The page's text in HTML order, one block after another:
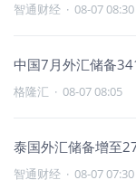
智通财经 · 08-07 08:30
中国7月外汇储备
格隆汇 · 08-07 08:05
泰国外汇储备增至
智通财经 · 08-07 07:30